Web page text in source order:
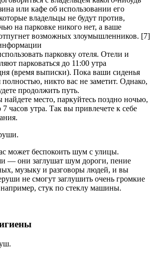
или кафе об использовании его
владельцы не будут против,
на парковке никого нет, а ваше
возможных злоумышленников. [7]
парковку отеля. Отели и
парковаться до 11:00 утра
(время выписки). Пока ваши сиденья
полностью, никто вас не заметит. Однако,
продолжить путь.
найдете место, паркуйтесь поздно ночью,
7 часов утра. Так вы привлечете к себе
может беспокоить шум с улицы.
— они заглушат шум дороги, пение
музыку и разговоры людей, и вы
не смогут заглушить очень громкие
стук по стеклу машины.